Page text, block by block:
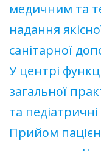
медичним та
надання
санітарної
У центрі
загальної
та
Прийом